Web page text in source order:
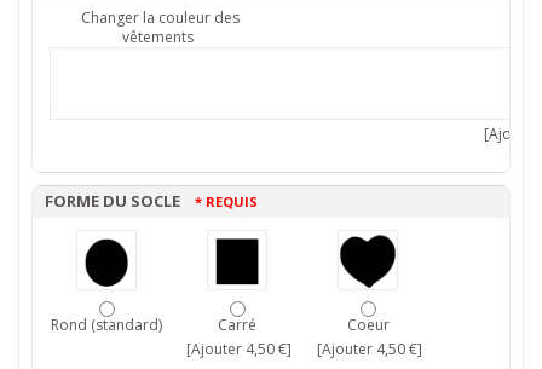
Changer la couleur des
vêtements
FORME DU SOCLE * REQUIS
Rond (standard)
Carré
[Ajouter 4,50 €]
Coeur
[Ajouter 4,50 €]